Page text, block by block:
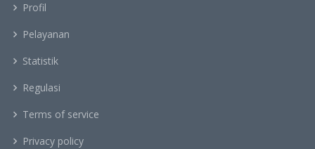
Profil
Pelayanan
Statistik
Regulasi
Terms of service
Privacy policy